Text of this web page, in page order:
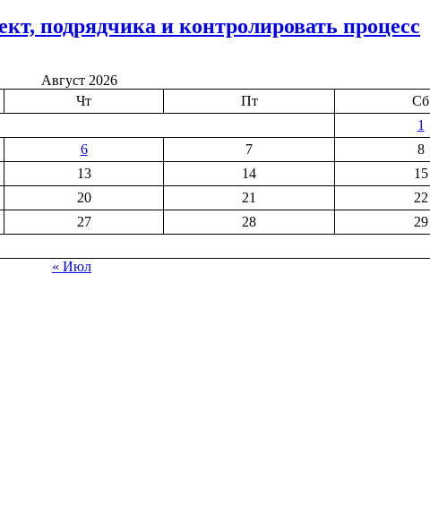
подрядчика и контролировать процесс
Август 2026
Чт Пт Сб
1
6 7 8
13 14 15
20 21 22
27 28 29
« Июл